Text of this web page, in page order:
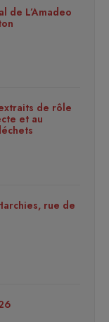
de L’Amadeo
de rôle
et au
rue de